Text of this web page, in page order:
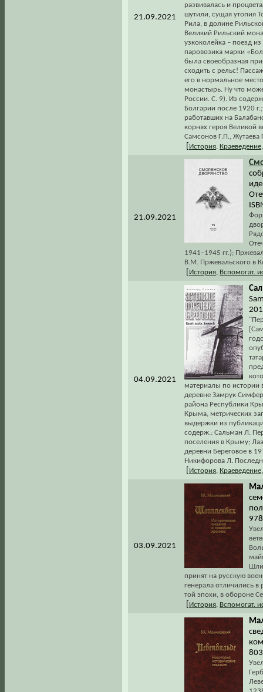
21.09.2021
развивалась и
шутили, сущая утопия
Рила, в долине
Великий Рильский
узкоколейка – поезд
паровозика марки
была своеобразная
сходить с рельс!
его в нормальное
монастырь. Ну что
России. С. 9). Из
Болгарии после 1920
работавших на
корнях героя Великой
Самсонов Г.П., Жутаева
История Краеведение
21.09.2021
1941–1945 гг.);
В.М. Пржевальского в
История Вспомогат.
04.09.2021
материалы по истории
деревне Замрук
района Республики
Крыма, метрических
выдержки из
содерж.: Сальман Л.
поселения в Крыму;
деревни Береговое в
Никифорова Л.
История Краеведение
03.09.2021
принят на русскую
генерала отличились
той эпохи, в обороне
История Вспомогат.